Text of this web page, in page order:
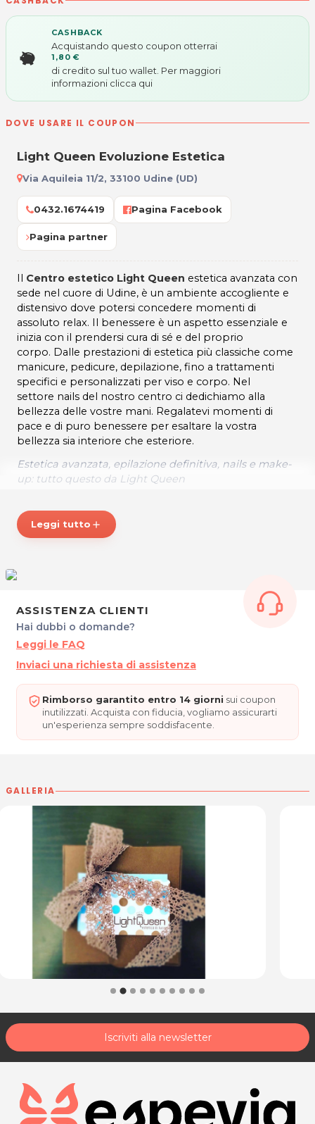
CASHBACK
Acquistando questo coupon otterrai
1,80 €
di credito sul tuo wallet. Per maggiori
informazioni clicca qui
DOVE USARE IL COUPON
Light Queen Evoluzione Estetica
Via Aquileia 11/2, 33100 Udine (UD)
0432.1674419 Pagina Facebook
Pagina partner
Il Centro estetico Light Queen estetica avanzata con
sede nel cuore di Udine, è un ambiente accogliente e
distensivo dove potersi concedere momenti di
assoluto relax. Il benessere è un aspetto essenziale e
inizia con il prendersi cura di sé e del proprio
corpo. Dalle prestazioni di estetica più classiche come
manicure, pedicure, depilazione, fino a trattamenti
specifici e personalizzati per viso e corpo. Nel
settore nails del nostro centro ci dedichiamo alla
bellezza delle vostre mani. Regalatevi momenti di
pace e di puro benessere per esaltare la vostra
bellezza sia interiore che esteriore.
Estetica avanzata, epilazione definitiva, nails e make-
up: tutto questo da Light Queen
Lunedì: 14:00 – 18:00
Martedì: 9:30 – 18:00
Su appuntamento
* Prezzi di listino verificati in data 08/10/2019
LIGHT QUEEN
Via Aquileia, 11/2 (Galleria Ariston)
33100 Udine
P.IVA 02695800306
Tel. 04321674419
Per ulteriori informazioni sull'offerta o sulle
Leggi tutto add
ASSISTENZA CLIENTI
Hai dubbi o domande?
Leggi le FAQ
Inviaci una richiesta di assistenza
Rimborso garantito entro 14 giorni sui coupon
inutilizzati. Acquista con fiducia, vogliamo assicurarti
un'esperienza sempre soddisfacente.
GALLERIA
Iscriviti alla newsletter